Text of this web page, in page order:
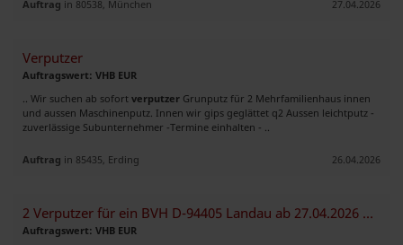
Auftrag in 80538, München 27.04.2026
Verputzer
Auftragswert: VHB EUR
.. Wir suchen ab sofort verputzer Grunputz für 2 Mehrfamilienhaus innen
und aussen Maschinenputz. Innen wir gips geglättet q2 Aussen leichtputz -
zuverlässige Subunternehmer -Termine einhalten - ..
Auftrag in 85435, Erding 26.04.2026
2 Verputzer für ein BVH D-94405 Landau ab 27.04.2026 gesucht
Auftragswert: VHB EUR